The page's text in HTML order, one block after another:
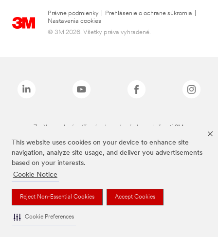
This website uses cookies on your device to enhance site
navigation, analyze site usage, and deliver you advertisements
based on your interests.
Cookie Notice
Reject Non-Essential Cookies Accept Cookies
Cookie Preferences
Právne podmienky Prehlásenie o ochrane súkromia
Nastavenia cookies
© 3M 2026. Všetky práva vyhradené.
Značky uvedené vyššie sú ochranné známky spoločnosti 3M.